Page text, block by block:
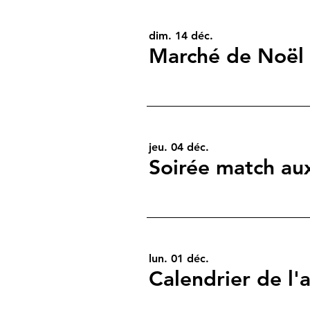
dim. 14 déc.
Marché de
jeu. 04 déc.
lun. 01 déc.